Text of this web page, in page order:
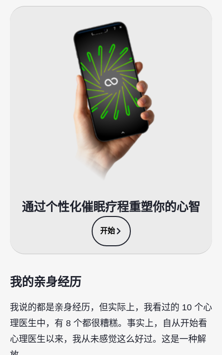
通过个性化催眠疗程重塑你的心智
开始
我的亲身经历
我说的都是亲身经历，但实际上，我看过的 10 个心
理医生中，有 8 个都很糟糕。事实上，自从开始看
心理医生以来，我从未感觉这么好过。这是一种解